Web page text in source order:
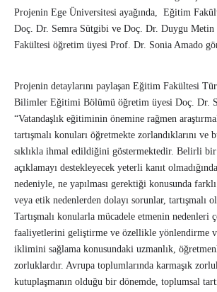
Projenin Ege Üniversitesi ayağında, Eğitim
Doç. Dr. Semra Sütgibi ve Doç. Dr. Duygu Metin
Fakültesi öğretim üyesi Prof. Dr. Sonia Amado
Projenin detaylarını paylaşan Eğitim Fakültesi
Bilimler Eğitimi Bölümü öğretim üyesi Doç. Dr.
“Vatandaşlık eğitiminin önemine rağmen
tartışmalı konuları öğretmekte zorlandıklarını ve
sıklıkla ihmal edildiğini göstermektedir. Belirli
açıklamayı destekleyecek yeterli kanıt
nedeniyle, ne yapılması gerektiği konusunda
veya etik nedenlerden dolayı sorunlar, tartışmalı
Tartışmalı konularla mücadele etmenin nedenleri
faaliyetlerini geliştirme ve özellikle yönlendirme
iklimini sağlama konusundaki uzmanlık,
zorluklardır. Avrupa toplumlarında karmaşık
kutuplaşmanın olduğu bir dönemde, toplumsal